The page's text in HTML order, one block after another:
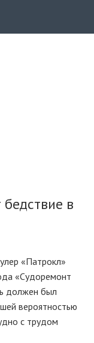
в
«Патрокл»
«Судоремонт
должен был
вероятностью
с трудом